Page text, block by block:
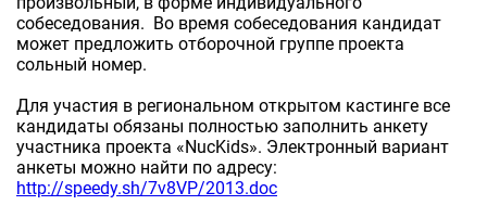
собеседования. Во время собеседования кандидат
может предложить отборочной группе проекта
сольный номер.
Для участия в региональном открытом кастинге все
кандидаты обязаны полностью заполнить анкету
участника проекта «NucKids». Электронный вариант
анкеты можно найти по адресу:
http://speedy.sh/7v8VP/2013.doc